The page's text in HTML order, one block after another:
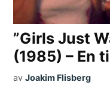
”Girls Just
(1985) – En
av Joakim Flisberg